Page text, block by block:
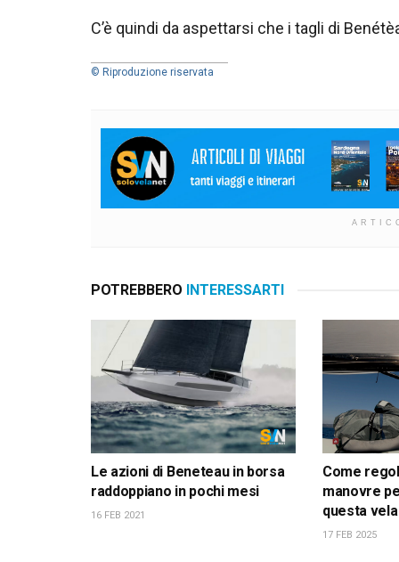
C’è quindi da aspettarsi che i tagli di
© Riproduzione riservata
POTREBBERO INTERESSARTI
Le azioni di Beneteau in borsa
raddoppiano in pochi mesi
16 FEB 2021
Come
manovre
questa vela
17 FEB 2025